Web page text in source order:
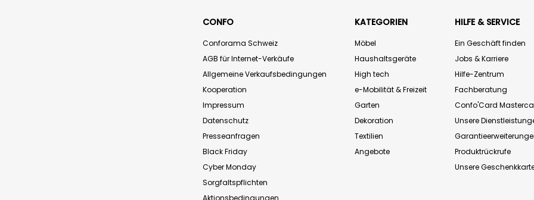
CONFO
Conforama Schweiz
AGB für Internet-Verkäufe
Allgemeine Verkaufsbedingungen
Kooperation
Impressum
Datenschutz
Presseanfragen
Black Friday
Cyber Monday
Sorgfaltspflichten
KATEGORIEN
Möbel
Haushaltsgeräte
High tech
e-Mobilität & Freizeit
Garten
Dekoration
Textilien
Angebote
HILFE & SERVICE
Ein Geschäft finden
Jobs & Karriere
Hilfe-Zentrum
Fachberatung
Confo'Card
Unsere
Produktrückrufe
Unsere